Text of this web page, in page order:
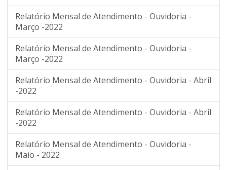
Relatório Mensal de Atendimento - Ouvidoria -
Março -2022
Relatório Mensal de Atendimento - Ouvidoria -
Março -2022
Relatório Mensal de Atendimento - Ouvidoria - Abril
-2022
Relatório Mensal de Atendimento - Ouvidoria - Abril
-2022
Relatório Mensal de Atendimento - Ouvidoria -
Maio - 2022